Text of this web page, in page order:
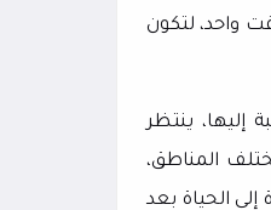
واحد، لتكون
إليها، ينتظر
المناطق،
الحياة بعد